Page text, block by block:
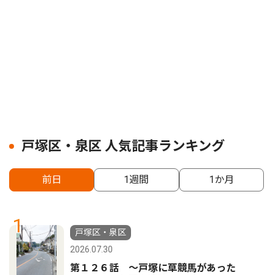
戸塚区・泉区 人気記事ランキング
前日 1週間 1か月
1
戸塚区・泉区
2026.07.30
第１２６話 〜戸塚に草競馬があった